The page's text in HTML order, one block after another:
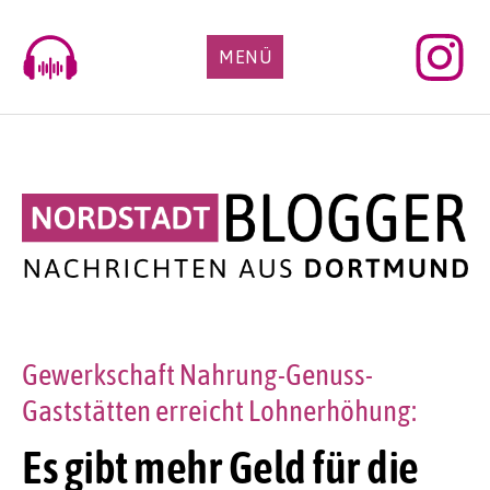
content
MENÜ
Es gibt mehr Geld für die
Gewerkschaft Nahrung-Genuss-
Gaststätten erreicht Lohnerhöhung: